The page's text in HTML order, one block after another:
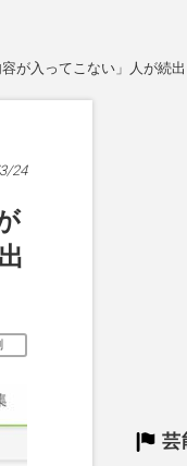
が入ってこない」人が続出
24
芸